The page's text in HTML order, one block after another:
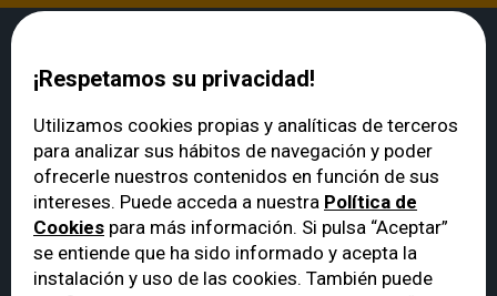
VERTE
Unidad de Oculoplástica, Órbita y Cirugía
Plástica Ocular
Unidad de
Oculoplástica, Órbita y
¡Respetamos su privacidad!
Utilizamos cookies propias y analíticas de terceros
para analizar sus hábitos de navegación y poder
ofrecerle nuestros contenidos en función de sus
intereses. Puede acceda a nuestra Política de
Cookies para más información. Si pulsa “Aceptar”
se entiende que ha sido informado y acepta la
instalación y uso de las cookies. También puede